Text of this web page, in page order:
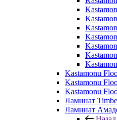
Kastamonu
Kastamonu
Kastamonu
Ламинат
Ламинат